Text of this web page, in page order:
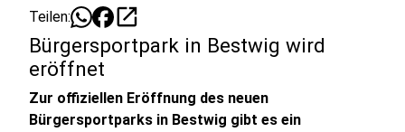
Teilen: open_in_new
Bürgersportpark in Bestwig wird
eröffnet
Zur offiziellen Eröffnung des neuen
Bürgersportparks in Bestwig gibt es ein